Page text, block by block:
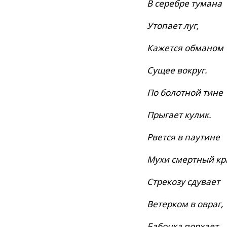
В серебре тумана
Утопает луг,
Кажется обманом
Сущее вокруг.
По болотной тине
Прыгает кулик.
Рвется в паутине
Мухи смертный
Стрекозу сдувает
Ветерком в овраг,